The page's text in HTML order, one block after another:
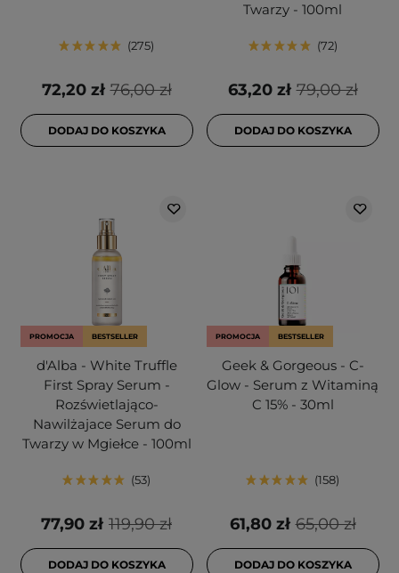
275
76,00 zł
72,20 zł
DODAJ DO KOSZYKA
Twarzy - 100ml
72
79,00 zł
63,20 zł
DODAJ DO KOSZYKA
PROMOCJA BESTSELLER
d'Alba - White Truffle
First Spray Serum -
Rozświetlająco-
Nawilżajace Serum do
Twarzy w Mgiełce - 100ml
53
119,90 zł
77,90 zł
DODAJ DO KOSZYKA
PROMOCJA BESTSELLER
Geek & Gorgeous - C-
Glow - Serum z Witaminą
C 15% - 30ml
158
65,00 zł
61,80 zł
DODAJ DO KOSZYKA